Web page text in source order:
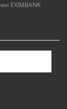
EXIMBANK